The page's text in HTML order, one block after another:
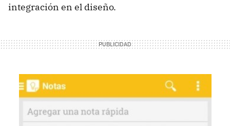
integración en el diseño.